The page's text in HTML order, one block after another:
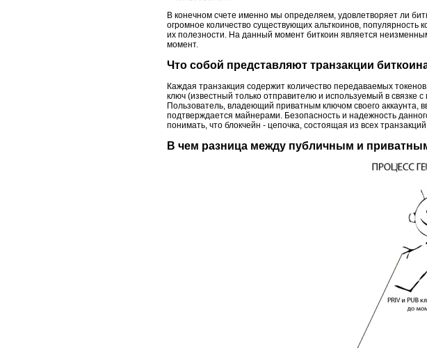
В конечном счете именно мы определяем, удовлетворяет ли
огромное количество существующих альткоинов,
их полезности. На данный момент биткоин является
момент.
Что собой представляют транзакции
Каждая транзакция содержит количество передаваемых
ключ (известный только отправителю и используемый в
Пользователь, владеющий приватным ключом своего аккаунта,
подтверждается майнерами. Безопасность и надежность
понимать, что блокчейн - цепочка, состоящая из всех
В чем разница между публичным и